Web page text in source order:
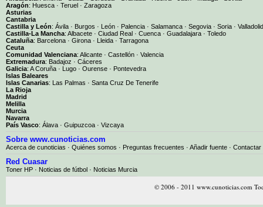
Aragón: Huesca · Teruel · Zaragoza
Asturias
Cantabria
Castilla y León: Ávila · Burgos · León · Palencia · Salamanca · Segovia · Soria · Valladolid
Castilla-La Mancha: Albacete · Ciudad Real · Cuenca · Guadalajara · Toledo
Cataluña: Barcelona · Girona · Lleida · Tarragona
Ceuta
Comunidad Valenciana: Alicante · Castellón · Valencia
Extremadura: Badajoz · Cáceres
Galicia: A Coruña · Lugo · Ourense · Pontevedra
Islas Baleares
Islas Canarias: Las Palmas · Santa Cruz De Tenerife
La Rioja
Madrid
Melilla
Murcia
Navarra
País Vasco: Álava · Guipuzcoa · Vizcaya
Sobre www.cunoticias.com
Acerca de cunoticias · Quiénes somos · Preguntas frecuentes · Añadir fuente · Contactar
Red Cuasar
Toner HP · Noticias de fútbol · Noticias Murcia
© 2006 - 2011 www.cunoticias.com